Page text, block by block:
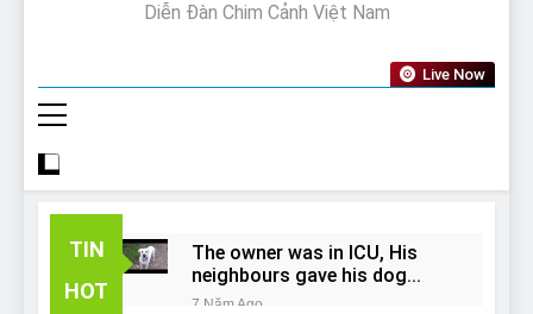
Diễn Đàn Chim Cảnh Việt Nam
Live Now
TIN
HOT
The owner was in ICU, His
neighbours gave his dog
away!
7 Năm Ago